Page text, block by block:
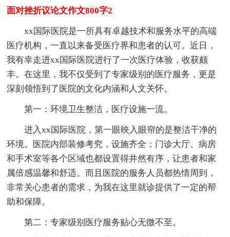
面对挫折议论文作文800字2
xx国际医院是一所具有卓越技术和服务水平的高端
医疗机构，一直以来备受医疗界和患者的认可。近日，
我有幸走进xx国际医院进行了一次医疗体验，收获颇
丰。在这里，我不仅受到了专家级别的医疗服务，更是
深刻领悟到了医院的文化内涵和人文关怀。
第一：环境卫生整洁，医疗设施一流。
进入xx国际医院，第一眼映入眼帘的是整洁干净的
环境。医院内部装修考究，设施齐全；门诊大厅、病房
和手术室等各个区域也都设置得井然有序，让患者和家
属倍感温馨和舒适。而且医院的服务人员都热情周到，
非常关心患者的需求，为我在这里就诊提供了一定的帮
助和保障。
第二：专家级别医疗服务贴心无微不至。